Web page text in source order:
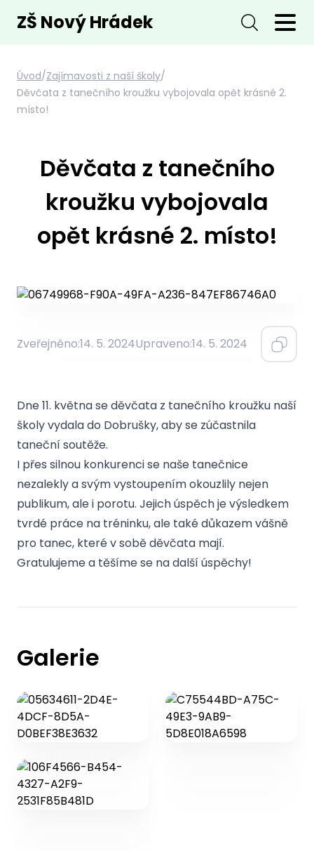
ZŠ Nový Hrádek
Úvod/Zajímavosti z naší školy/
Děvčata z tanečního kroužku vybojovala opět krásné 2.
místo!
Děvčata z tanečního
kroužku vybojovala
opět krásné 2. místo!
Zveřejněno:14. 5. 2024Upraveno:14. 5. 2024
Dne 11. května se děvčata z tanečního kroužku naší
školy vydala do Dobrušky, aby se zúčastnila
taneční soutěže.
I přes silnou konkurenci se naše tanečnice
nezalekly a svým vystoupením okouzlily nejen
publikum, ale i porotu. Jejich úspěch je výsledkem
tvrdé práce na tréninku, ale také důkazem vášně
pro tanec, které v sobě děvčata mají.
Gratulujeme a těšíme se na další úspěchy!
Galerie